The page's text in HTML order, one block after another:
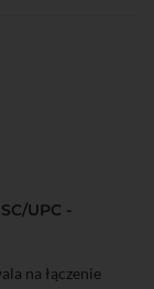
UPC -
na łączenie